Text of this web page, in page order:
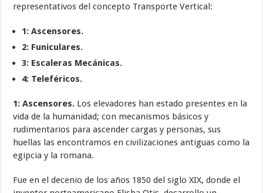
representativos del concepto Transporte Vertical:
1: Ascensores.
2: Funiculares.
3: Escaleras Mecánicas.
4: Teleféricos.
1: Ascensores. Los elevadores han estado presentes en la
vida de la humanidad; con mecanismos básicos y
rudimentarios para ascender cargas y personas, sus
huellas las encontramos en civilizaciones antiguas como la
egipcia y la romana.
Fue en el decenio de los años 1850 del siglo XIX, donde el